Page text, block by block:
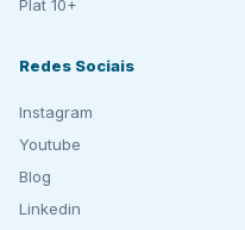
Plat 10+
Redes Sociais
Instagram
Youtube
Blog
Linkedin